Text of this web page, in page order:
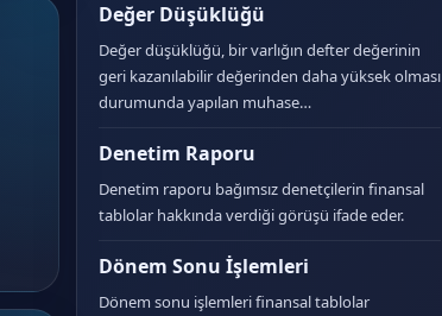
Değer Düşüklüğü
Değer düşüklüğü, bir varlığın defter değerinin
geri kazanılabilir değerinden daha yüksek olması
durumunda yapılan muhase…
Denetim Raporu
Denetim raporu bağımsız denetçilerin finansal
tablolar hakkında verdiği görüşü ifade eder.
Dönem Sonu İşlemleri
Dönem sonu işlemleri finansal tablolar